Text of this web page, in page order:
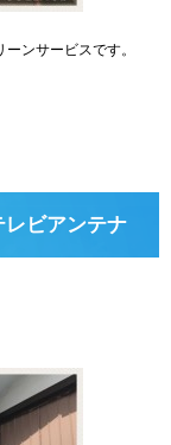
ンサービスです。
ビアンテナ